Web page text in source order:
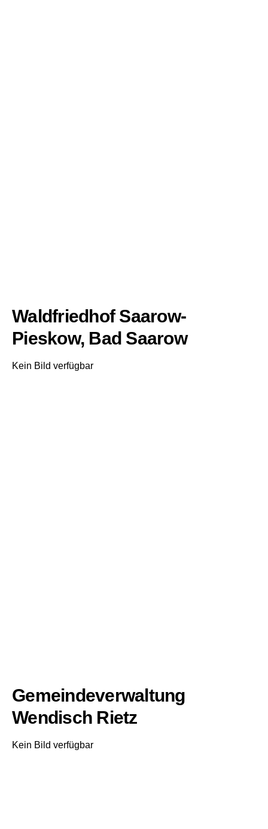
Waldfriedhof Saarow-
Pieskow, Bad Saarow
Kein Bild verfügbar
Gemeindeverwaltung
Wendisch Rietz
Kein Bild verfügbar